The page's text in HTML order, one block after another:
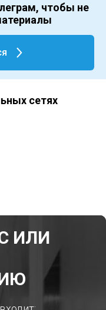
чтобы не
сетях
ИЛИ